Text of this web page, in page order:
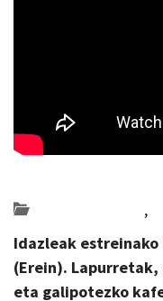
,
Idazleak
(Erein).
eta galipotezko